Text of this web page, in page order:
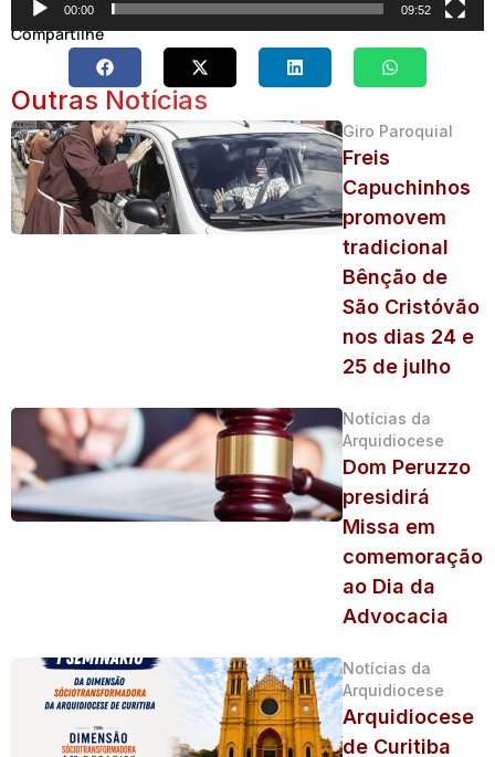
00:00 09:52
Compartilhe
Outras Notícias
Giro Paroquial
Freis
Capuchinhos
promovem
tradicional
Bênção de
São Cristóvão
nos dias 24 e
25 de julho
Notícias da
Arquidiocese
Dom Peruzzo
presidirá
Missa em
comemoração
ao Dia da
Advocacia
Notícias da
Arquidiocese
Arquidiocese
de Curitiba